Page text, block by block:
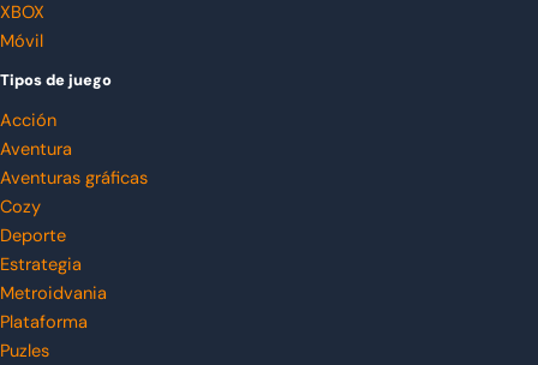
XBOX
Móvil
Tipos de juego
Acción
Aventura
Aventuras gráficas
Cozy
Deporte
Estrategia
Metroidvania
Plataforma
Puzles